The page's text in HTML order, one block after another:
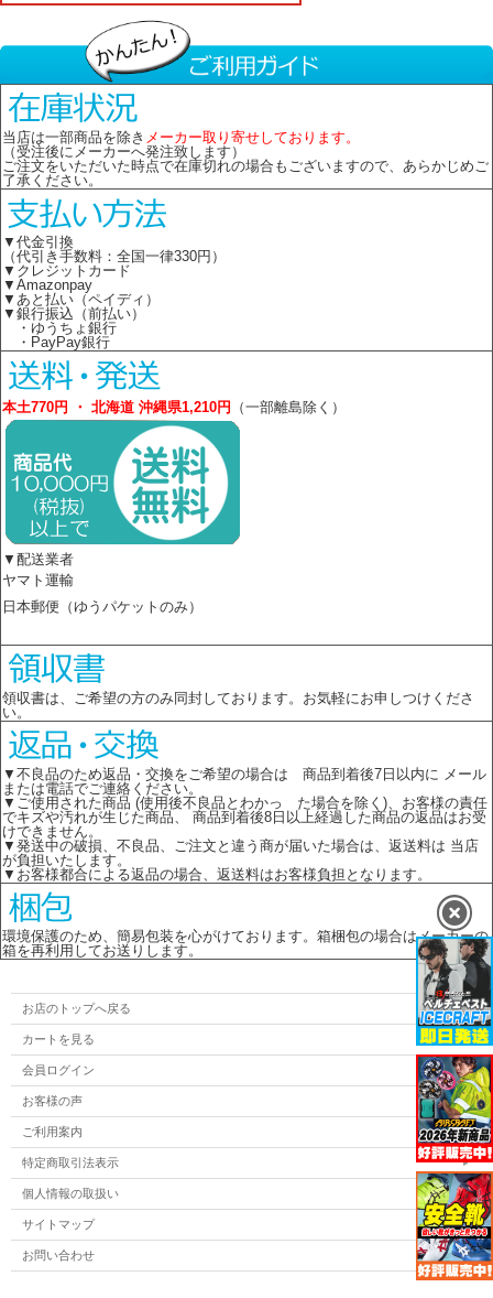
当店は一部商品を除き メーカー取り寄せしております。
（受注後にメーカーへ発注致します）
ご注文をいただいた時点で在庫切れの場合もございますので、あらかじめご
了承ください。
▼代金引換
（代引き手数料：全国一律330円）
▼クレジットカード
▼Amazonpay
▼あと払い（ペイディ）
▼銀行振込（前払い）
・ゆうちょ銀行
・PayPay銀行
本土770円 ・ 北海道 沖縄県1,210円 （一部離島除く）
▼配送業者
ヤマト運輸
日本郵便（ゆうパケットのみ）
領収書は、ご希望の方のみ同封しております。お気軽にお申しつけくださ
い。
▼不良品のため返品・交換をご希望の場合は 商品到着後7日以内に メール
または電話でご連絡ください。
▼ご使用された商品 (使用後不良品とわかっ た場合を除く)、お客様の責任
でキズや汚れが生じた商品、 商品到着後8日以上経過した商品の返品はお受
けできません。
▼発送中の破損、不良品、ご注文と違う商が届いた場合は、返送料は 当店
が負担いたします。
▼お客様都合による返品の場合、返送料はお客様負担となります。
環境保護のため、簡易包装を心がけております。箱梱包の場合はメーカーの
箱を再利用してお送りします。
お店のトップへ戻る
カートを見る
会員ログイン
お客様の声
ご利用案内
特定商取引法表示
個人情報の取扱い
サイトマップ
お問い合わせ